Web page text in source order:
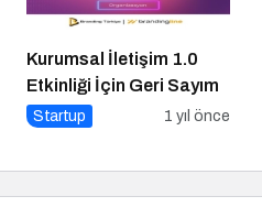
Kurumsal İletişim 1.0
Etkinliği İçin Geri Sayım
Startup 1 yıl önce